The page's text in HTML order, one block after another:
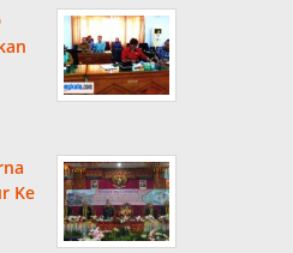
Ke